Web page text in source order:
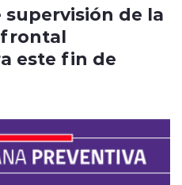
de la
frontal
este fin de